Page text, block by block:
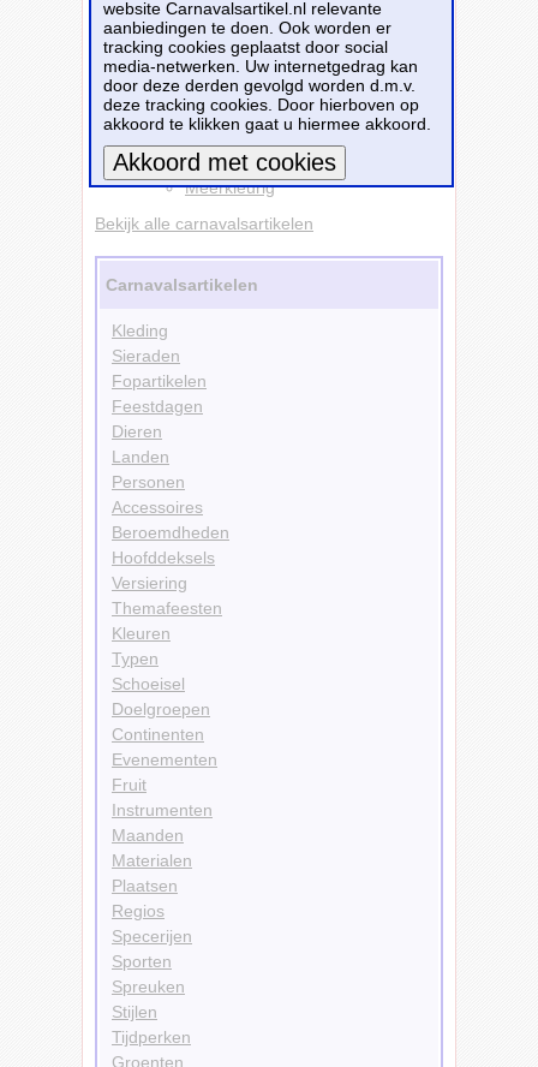
Bestellen
Versiering
Slingers
Materialen
Papier
Kleuren
Meerkleurig
Bekijk alle carnavalsartikelen
Carnavalsartikelen
Kleding
Sieraden
Fopartikelen
Feestdagen
Dieren
Landen
Personen
Accessoires
Beroemdheden
Hoofddeksels
Versiering
Themafeesten
Kleuren
Typen
Schoeisel
Doelgroepen
Continenten
Evenementen
Fruit
Instrumenten
Maanden
Materialen
Plaatsen
Regios
Specerijen
Sporten
Spreuken
Stijlen
Tijdperken
Groenten
website Carnavalsartikel.nl relevante
aanbiedingen te doen. Ook worden er
tracking cookies geplaatst door social
media-netwerken. Uw internetgedrag kan
door deze derden gevolgd worden d.m.v.
deze tracking cookies. Door hierboven op
akkoord te klikken gaat u hiermee akkoord.
Meer informatie